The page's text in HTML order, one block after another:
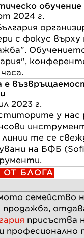
2024 г.
с фокус
е
2023 г.
у нас
те се
на БФБ
БЛОГА
семейство
продажба,
присъства